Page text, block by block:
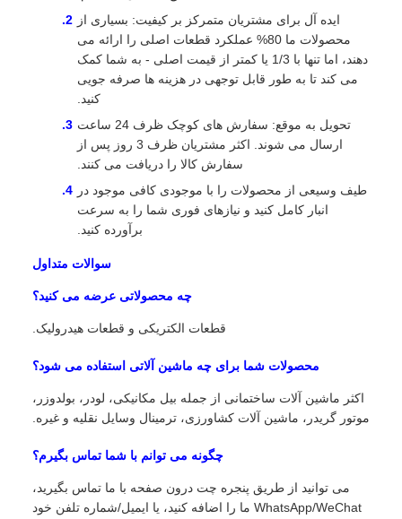
ایده آل برای مشتریان متمرکز بر کیفیت: بسیاری از
محصولات ما 80% عملکرد قطعات اصلی را ارائه می
دهند، اما تنها با 1/3 یا کمتر از قیمت اصلی - به شما کمک
می کند تا به طور قابل توجهی در هزینه ها صرفه جویی
کنید.
تحویل به موقع: سفارش های کوچک ظرف 24 ساعت
ارسال می شوند. اکثر مشتریان ظرف 3 روز پس از
سفارش کالا را دریافت می کنند.
طیف وسیعی از محصولات را با موجودی کافی موجود در
انبار کامل کنید و نیازهای فوری شما را به سرعت
برآورده کنید.
سوالات متداول
چه محصولاتی عرضه می کنید؟
قطعات الکتریکی و قطعات هیدرولیک.
محصولات شما برای چه ماشین آلاتی استفاده می شود؟
اکثر ماشین آلات ساختمانی از جمله بیل مکانیکی، لودر، بولدوزر،
موتور گریدر، ماشین آلات کشاورزی، ترمینال وسایل نقلیه و غیره.
چگونه می توانم با شما تماس بگیرم؟
می توانید از طریق پنجره چت درون صفحه با ما تماس بگیرید،
WhatsApp/WeChat ما را اضافه کنید، یا ایمیل/شماره تلفن خود